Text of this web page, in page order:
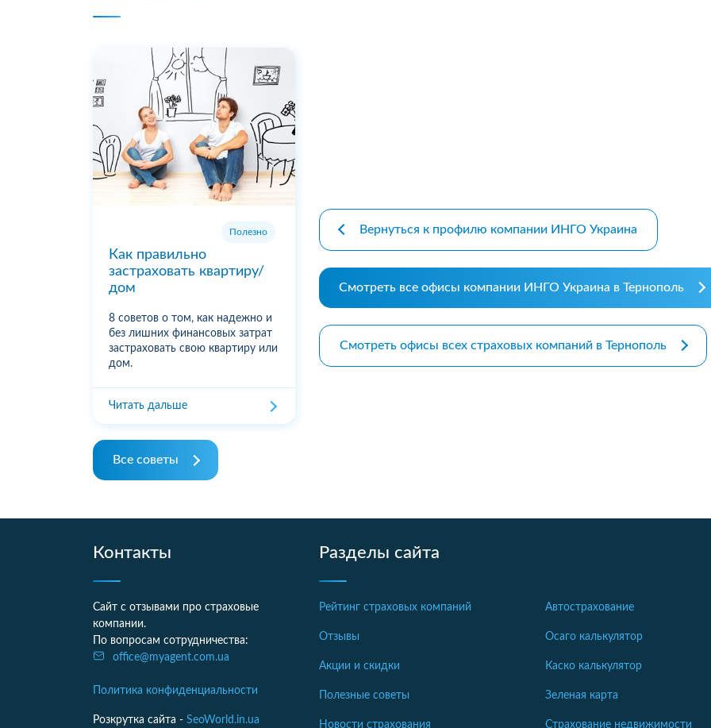
Полезно
Как правильно
застраховать квартиру/
дом
8 советов о том, как надежно и
без лишних финансовых затрат
застраховать свою квартиру или
дом.
Читать дальше
Все советы
Вернуться к профилю компании ИНГО Украина
Смотреть все офисы компании ИНГО Украина в Тернополь
Смотреть офисы всех страховых компаний в Тернополь
Контакты
Сайт с отзывами про страховые
компании.
По вопросам сотрудничества:
office@myagent.com.ua
Политика конфиденциальности
Розкрутка сайта - SeoWorld.in.ua
Разделы сайта
Рейтинг страховых компаний
Отзывы
Акции и скидки
Полезные советы
Новости страхования
Автострахование
Осаго калькулятор
Каско калькулятор
Зеленая карта
Страхование недвижимости